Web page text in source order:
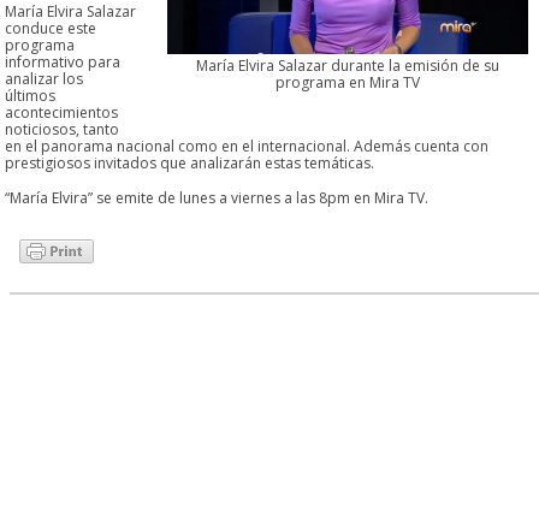
María Elvira Salazar durante la emisión de su
programa en Mira TV
María Elvira Salazar
conduce este
programa
informativo para
analizar los
últimos
acontecimientos
noticiosos, tanto
en el panorama nacional como en el internacional. Además cuenta con
prestigiosos invitados que analizarán estas temáticas.
“María Elvira” se emite de lunes a viernes a las 8pm en Mira TV.